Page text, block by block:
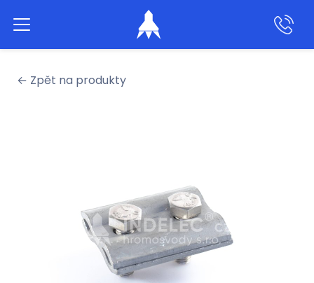
Naše práce
← Zpět na produkty